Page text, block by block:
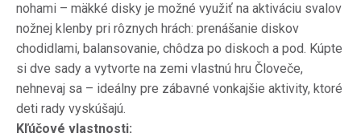
nohami – mäkké disky je možné využiť na aktiváciu svalov
nožnej klenby pri rôznych hrách: prenášanie diskov
chodidlami, balansovanie, chôdza po diskoch a pod. Kúpte
si dve sady a vytvorte na zemi vlastnú hru Človeče,
nehnevaj sa – ideálny pre zábavné vonkajšie aktivity, ktoré
deti rady vyskúšajú.
Kľúčové vlastnosti: